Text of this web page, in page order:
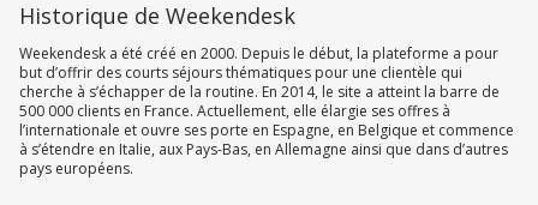
Historique de Weekendesk
Weekendesk a été créé en 2000. Depuis le début, la plateforme a pour
but d’offrir des courts séjours thématiques pour une clientèle qui
cherche à s’échapper de la routine. En 2014, le site a atteint la barre de
500 000 clients en France. Actuellement, elle élargie ses offres à
l’internationale et ouvre ses porte en Espagne, en Belgique et commence
à s’étendre en Italie, aux Pays-Bas, en Allemagne ainsi que dans d’autres
pays européens.